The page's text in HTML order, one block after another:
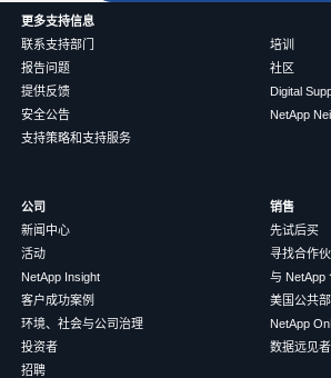
更多支持信息
联系支持部门
报告问题
提供反馈
安全公告
支持策略和支持服务
培训
社区
Digital
NetApp
公司
新闻中心
活动
NetApp Insight
客户成功案例
环境、社会与公司治理
投资者
招聘
销售
先试后买
寻找合作
与 NetApp
美国公共
NetApp
数据远见